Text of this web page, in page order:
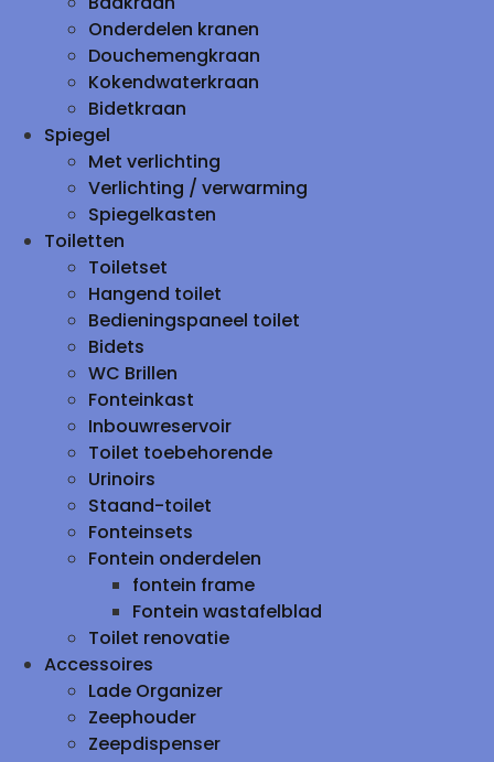
Onderdelen kranen
Douchemengkraan
Kokendwaterkraan
Bidetkraan
Spiegel
Met verlichting
Verlichting / verwarming
Spiegelkasten
Toiletten
Toiletset
Hangend toilet
Bedieningspaneel toilet
Bidets
WC Brillen
Fonteinkast
Inbouwreservoir
Toilet toebehorende
Urinoirs
Staand-toilet
Fonteinsets
Fontein onderdelen
fontein frame
Fontein wastafelblad
Toilet renovatie
Accessoires
Lade Organizer
Zeephouder
Zeepdispenser